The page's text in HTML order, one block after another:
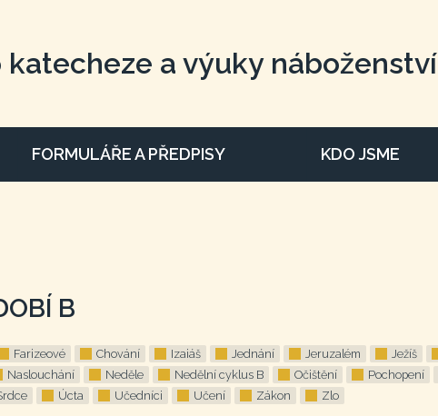
katecheze a výuky náboženství
FORMULÁŘE A PŘEDPISY KDO JSME
B
Farizeové Chování Izaiáš Jednání Jeruzalém Ježíš
Naslouchání Neděle Nedělní cyklus B Očištění Pochopení
Úcta Učedníci Učení Zákon Zlo